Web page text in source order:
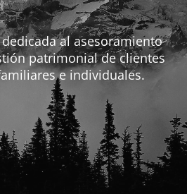
al asesoramiento
patrimonial de clientes
e individuales.